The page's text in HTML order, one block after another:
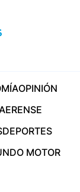
OPINIÓN
DEPORTES
MOTOR